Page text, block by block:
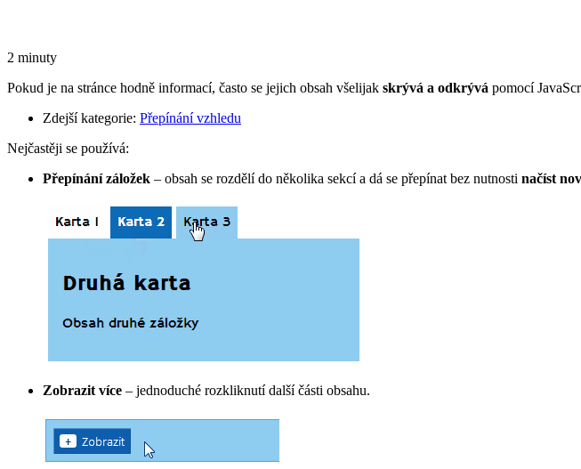
2 minuty
Pokud je na stránce hodně informací, často se jejich obsah všelijak skrývá a odkrývá pomocí
Zdejší kategorie: Přepínání vzhledu
Nejčastěji se používá:
Přepínání záložek – obsah se rozdělí do několika sekcí a dá se přepínat bez nutnosti načíst
Zobrazit více – jednoduché rozkliknutí další části obsahu.